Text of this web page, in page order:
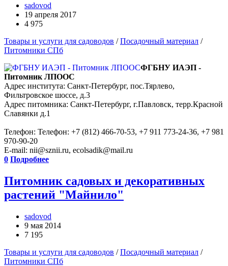
sadovod
19 апреля 2017
4 975
Товары и услуги для садоводов /Посадочный материал /
Питомники СПб
ФГБНУ ИАЭП -
Питомник ЛПООС
Адрес института: Санкт-Петербург, пос.Тярлево,
Фильтровское шоссе, д.3
Адрес питомника: Санкт-Петербург, г.Павловск, терр.Красной
Славянки д.1
Телефон: Телефон: +7 (812) 466-70-53, +7 911 773-24-36, +7 981
970-90-20
E-mail: nii@sznii.ru, ecolsadik@mail.ru
0 Подробнее
Питомник садовых и декоративных
растений "Майнило"
sadovod
9 мая 2014
7 195
Товары и услуги для садоводов /Посадочный материал /
Питомники СПб